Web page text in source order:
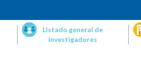
Listado general de
investigadores